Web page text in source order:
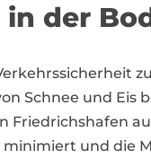
der
Schnee und Eis
Friedrichshafen
und die